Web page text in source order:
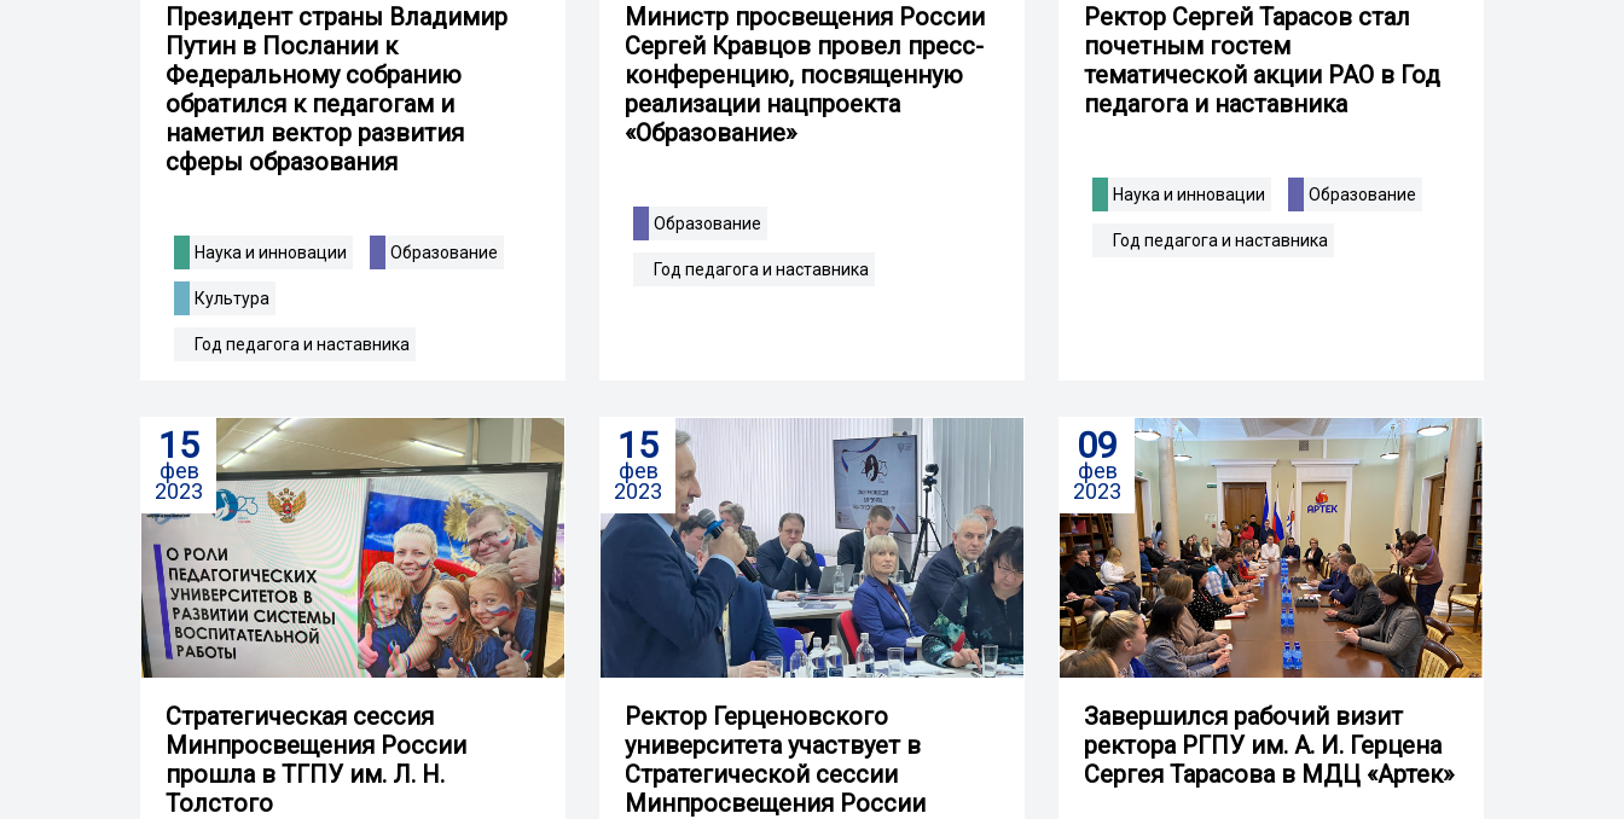
Президент страны Владимир
Путин в Послании к
Федеральному собранию
обратился к педагогам и
наметил вектор развития
сферы образования
Наука и инновации Образование
Культура
Год педагога и наставника
Министр просвещения России
Сергей Кравцов провел пресс-
конференцию, посвященную
реализации нацпроекта
«Образование»
Образование
Год педагога и наставника
Ректор Сергей Тарасов стал
почетным гостем
тематической акции РАО в Год
педагога и наставника
Наука и инновации Образование
Год педагога и наставника
15
фев
2023
Стратегическая сессия
Минпросвещения России
прошла в ТГПУ им. Л. Н.
Толстого
15
фев
2023
Ректор Герценовского
университета участвует в
Стратегической сессии
Минпросвещения России
09
фев
2023
Завершился рабочий визит
ректора РГПУ им. А. И. Герцена
Сергея Тарасова в МДЦ «Артек»